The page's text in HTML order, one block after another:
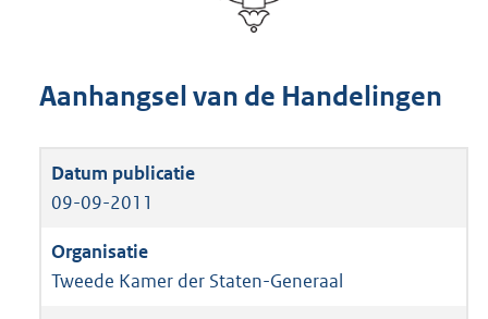
Aanhangsel van de Handelingen
09-09-2011
Tweede Kamer der Staten-Generaal